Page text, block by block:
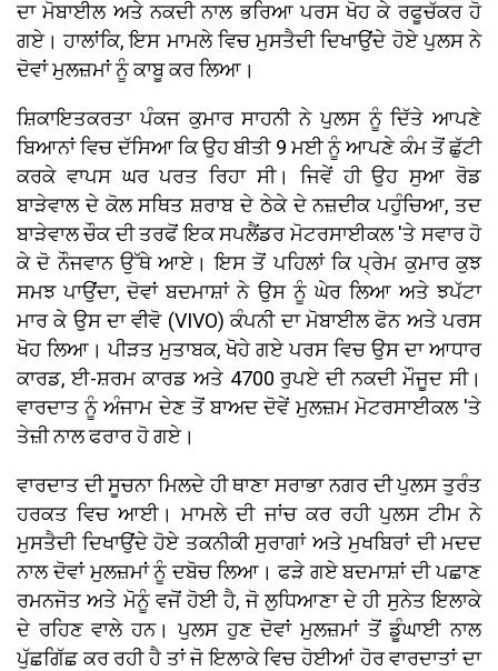
ਦਾ ਮੋਬਾਈਲ ਅਤੇ ਨਕਦੀ ਨਾਲ ਭਰਿਆ ਪਰਸ ਖੋਹ ਕੇ ਰਫੂਚੱਕਰ ਹੋ
ਗਏ। ਹਾਲਾਂਕਿ, ਇਸ ਮਾਮਲੇ ਵਿਚ ਮੁਸਤੈਦੀ ਦਿਖਾਉਂਦੇ ਹੋਏ ਪੁਲਸ ਨੇ
ਦੋਵਾਂ ਮੁਲਜ਼ਮਾਂ ਨੂੰ ਕਾਬੂ ਕਰ ਲਿਆ।
ਸ਼ਿਕਾਇਤਕਰਤਾ ਪੰਕਜ ਕੁਮਾਰ ਸਾਹਨੀ ਨੇ ਪੁਲਸ ਨੂੰ ਦਿੱਤੇ ਆਪਣੇ
ਬਿਆਨਾਂ ਵਿਚ ਦੱਸਿਆ ਕਿ ਉਹ ਬੀਤੀ 9 ਮਈ ਨੂੰ ਆਪਣੇ ਕੰਮ ਤੋਂ ਛੁੱਟੀ
ਕਰਕੇ ਵਾਪਸ ਘਰ ਪਰਤ ਰਿਹਾ ਸੀ। ਜਿਵੇਂ ਹੀ ਉਹ ਸੁਆ ਰੋਡ
ਬਾੜੇਵਾਲ ਦੇ ਕੋਲ ਸਥਿਤ ਸ਼ਰਾਬ ਦੇ ਠੇਕੇ ਦੇ ਨਜ਼ਦੀਕ ਪਹੁੰਚਿਆ, ਤਦ
ਬਾੜੇਵਾਲ ਚੌਕ ਦੀ ਤਰਫੋਂ ਇਕ ਸਪਲੈਂਡਰ ਮੋਟਰਸਾਈਕਲ 'ਤੇ ਸਵਾਰ ਹੋ
ਕੇ ਦੋ ਨੌਜਵਾਨ ਉੱਥੇ ਆਏ। ਇਸ ਤੋਂ ਪਹਿਲਾਂ ਕਿ ਪ੍ਰੇਮ ਕੁਮਾਰ ਕੁਝ
ਸਮਝ ਪਾਉਂਦਾ, ਦੋਵਾਂ ਬਦਮਾਸ਼ਾਂ ਨੇ ਉਸ ਨੂੰ ਘੇਰ ਲਿਆ ਅਤੇ ਝਪੱਟਾ
ਮਾਰ ਕੇ ਉਸ ਦਾ ਵੀਵੋ (VIVO) ਕੰਪਨੀ ਦਾ ਮੋਬਾਈਲ ਫੋਨ ਅਤੇ ਪਰਸ
ਖੋਹ ਲਿਆ। ਪੀੜਤ ਮੁਤਾਬਕ, ਖੋਹੇ ਗਏ ਪਰਸ ਵਿਚ ਉਸ ਦਾ ਆਧਾਰ
ਕਾਰਡ, ਈ-ਸ਼ਰਮ ਕਾਰਡ ਅਤੇ 4700 ਰੁਪਏ ਦੀ ਨਕਦੀ ਮੌਜੂਦ ਸੀ।
ਵਾਰਦਾਤ ਨੂੰ ਅੰਜਾਮ ਦੇਣ ਤੋਂ ਬਾਅਦ ਦੋਵੇਂ ਮੁਲਜ਼ਮ ਮੋਟਰਸਾਈਕਲ 'ਤੇ
ਤੇਜ਼ੀ ਨਾਲ ਫਰਾਰ ਹੋ ਗਏ।
ਵਾਰਦਾਤ ਦੀ ਸੂਚਨਾ ਮਿਲਦੇ ਹੀ ਥਾਣਾ ਸਰਾਭਾ ਨਗਰ ਦੀ ਪੁਲਸ ਤੁਰੰਤ
ਹਰਕਤ ਵਿਚ ਆਈ। ਮਾਮਲੇ ਦੀ ਜਾਂਚ ਕਰ ਰਹੀ ਪੁਲਸ ਟੀਮ ਨੇ
ਮੁਸਤੈਦੀ ਦਿਖਾਉਂਦੇ ਹੋਏ ਤਕਨੀਕੀ ਸੁਰਾਗਾਂ ਅਤੇ ਮੁਖਬਿਰਾਂ ਦੀ ਮਦਦ
ਨਾਲ ਦੋਵਾਂ ਮੁਲਜ਼ਮਾਂ ਨੂੰ ਦਬੋਚ ਲਿਆ। ਫੜੇ ਗਏ ਬਦਮਾਸ਼ਾਂ ਦੀ ਪਛਾਣ
ਰਮਨਜੋਤ ਅਤੇ ਮੋਨੂੰ ਵਜੋਂ ਹੋਈ ਹੈ, ਜੋ ਲੁਧਿਆਣਾ ਦੇ ਹੀ ਸੁਨੇਤ ਇਲਾਕੇ
ਦੇ ਰਹਿਣ ਵਾਲੇ ਹਨ। ਪੁਲਸ ਹੁਣ ਦੋਵਾਂ ਮੁਲਜ਼ਮਾਂ ਤੋਂ ਡੂੰਘਾਈ ਨਾਲ
ਪੁੱਛਗਿੱਛ ਕਰ ਰਹੀ ਹੈ ਤਾਂ ਜੋ ਇਲਾਕੇ ਵਿਚ ਹੋਈਆਂ ਹੋਰ ਵਾਰਦਾਤਾਂ ਦਾ